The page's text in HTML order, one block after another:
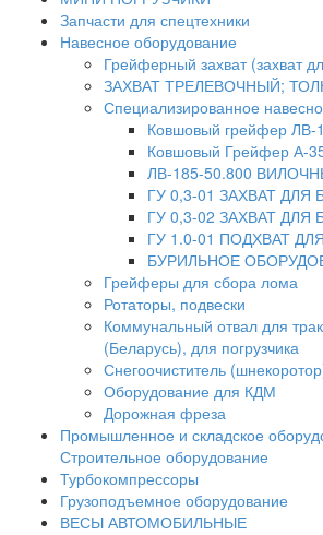
Запчасти для спецтехники
Навесное оборудование
Грейферный захват (захват
ЗАХВАТ ТРЕЛЕВОЧНЫЙ;
Специализированное
Ковшовый грейфер ЛВ-
Ковшовый Грейфер А-
ЛВ-185-50.800
ГУ 0,3-01 ЗАХВАТ ДЛЯ
ГУ 0,3-02 ЗАХВАТ
ГУ 1.0-01 ПОДХВАТ
БУРИЛЬНОЕ
Грейферы для сбора лома
Ротаторы, подвески
Коммунальный отвал для
(Беларусь), для погрузчика
Снегоочиститель
Оборудование для КДМ
Дорожная фреза
Промышленное и складское
Строительное оборудование
Турбокомпрессоры
Грузоподъемное оборудование
ВЕСЫ АВТОМОБИЛЬНЫЕ